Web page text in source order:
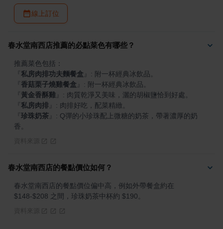
線上訂位
春水堂南西店推薦的必點菜色有哪些？
私房肉排功夫麵餐盒
香菇栗子燒雞餐盒
黃金香酥雞
私房肉排
珍珠奶茶
: Q彈的小珍珠配上微糖的奶茶，帶著濃厚的奶
香。
春水堂南西店的餐點價位如何？
春水堂南西店的餐點價位偏中高，例如外帶餐盒約在
$148-$208 之間，珍珠奶茶中杯約 $190。